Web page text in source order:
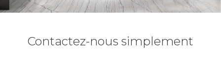
Contactez-nous simplement